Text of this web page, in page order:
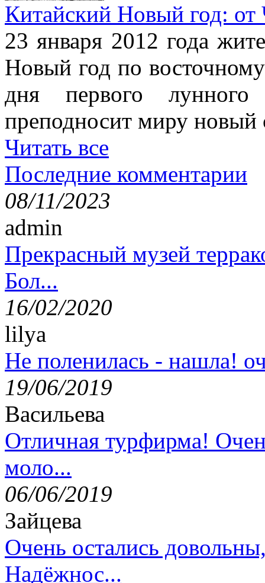
Китайский Новый год: от
23 января 2012 года
Новый год по
дня первого
преподносит миру новый
Читать все
Последние комментарии
08/11/2023
admin
Прекрасный музей
Бол...
16/02/2020
lilya
Не поленилась - нашла!
19/06/2019
Васильева
Отличная турфирма!
моло...
06/06/2019
Зайцева
Очень остались
Надёжнос...